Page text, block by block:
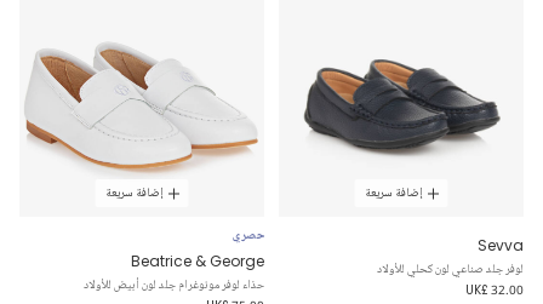
إضافة سريعة
Sevva
لوفر جلد صناعي لون كحلي للأولاد
UK£ 32.00
إضافة سريعة
حصري
Beatrice & George
حذاء لوفر مونوغرام جلد لون أبيض للأولاد